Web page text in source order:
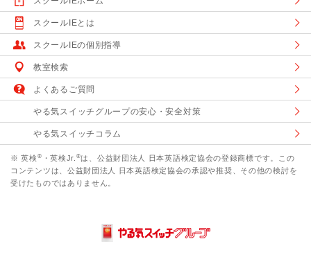
スクールIEとは
スクールIEの個別指導
教室検索
よくあるご質問
やる気スイッチグループの安心・安全対策
やる気スイッチコラム
※ 英検 ® ・英検Jr. ®は、公益財団法人 日本英語検定協会の登録商標です。この
コンテンツは、公益財団法人 日本英語検定協会の承認や推奨、その他の検討を
受けたものではありません。